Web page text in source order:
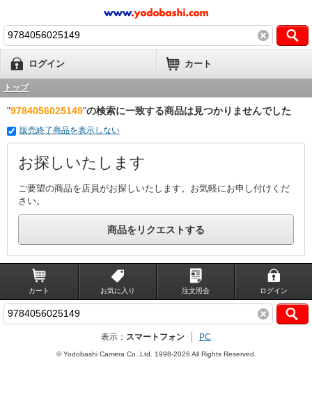
ログイン カート
トップ
"9784056025149"の検索に一致する商品は見つかりませんでした
販売終了商品を表示しない
お探しいたします
ご要望の商品を店員がお探しいたします。お気軽にお申し付けくだ
さい。
商品をリクエストする
カート お気に入り 注文照会 ログイン
表示： スマートフォン PC
© Yodobashi Camera Co.,Ltd. 1998-2026 All Rights Reserved.